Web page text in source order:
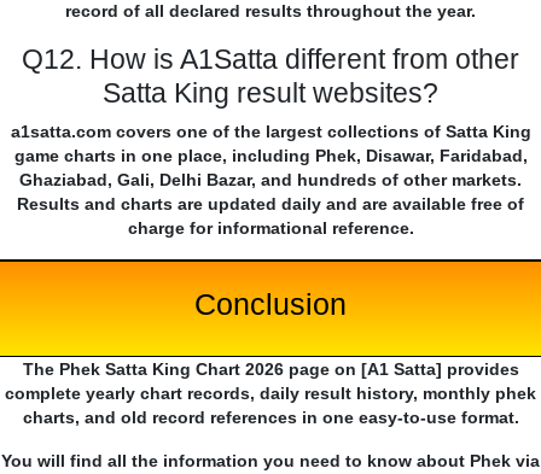
record of all declared results throughout the year.
Q12. How is A1Satta different from other
Satta King result websites?
a1satta.com covers one of the largest collections of Satta King
game charts in one place, including Phek, Disawar, Faridabad,
Ghaziabad, Gali, Delhi Bazar, and hundreds of other markets.
Results and charts are updated daily and are available free of
charge for informational reference.
Conclusion
The Phek Satta King Chart 2026 page on [A1 Satta] provides
complete yearly chart records, daily result history, monthly phek
charts, and old record references in one easy-to-use format.
You will find all the information you need to know about Phek via